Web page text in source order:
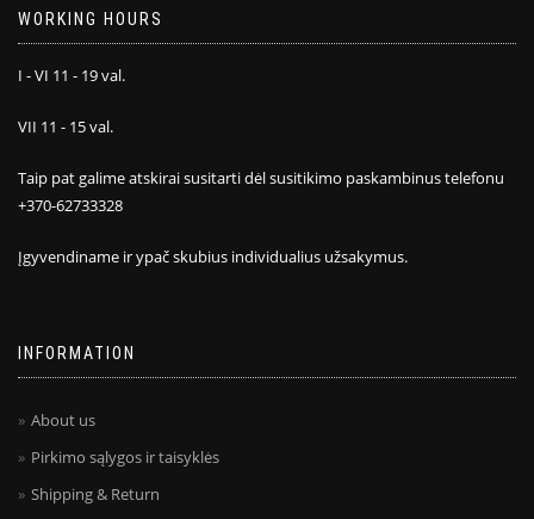
WORKING HOURS
I - VI 11 - 19 val.
VII 11 - 15 val.
Taip pat galime atskirai susitarti dėl susitikimo paskambinus telefonu
+370-62733328
Įgyvendiname ir ypač skubius individualius užsakymus.
INFORMATION
About us
Pirkimo sąlygos ir taisyklės
Shipping & Return